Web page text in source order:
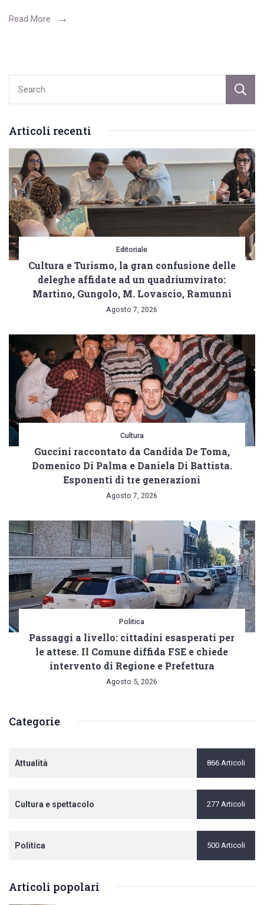
con
Annita
Read More
Articoli recenti
Editoriale
Cultura e Turismo, la gran confusione delle
deleghe affidate ad un quadriumvirato:
Martino, Gungolo, M. Lovascio, Ramunni
Agosto 7, 2026
Cultura
Guccini raccontato da Candida De Toma,
Domenico Di Palma e Daniela Di Battista.
Esponenti di tre generazioni
Agosto 7, 2026
Politica
Passaggi a livello: cittadini esasperati per
le attese. Il Comune diffida FSE e chiede
intervento di Regione e Prefettura
Agosto 5, 2026
Categorie
Attualità 866 Articoli
Cultura e spettacolo 277 Articoli
Politica 500 Articoli
Articoli popolari